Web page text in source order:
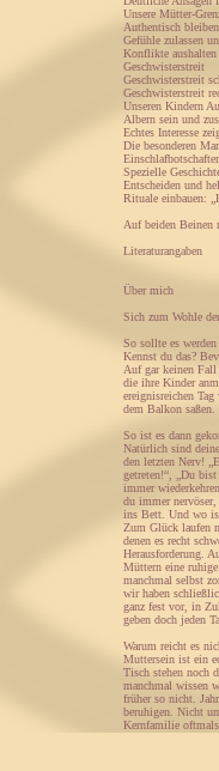
Unsere Mütter-
Authentisch bleiben
Gefühle zulassen
Konflikte aushalten
Geschwisterstreit
Geschwisterstreit
Geschwisterstreit
Unseren Kindern
Albern sein und
Echtes Interesse
Die besonderen
Spezielle
Entscheiden und
Rituale einbauen:
Auf beiden Beinen
Literaturangaben
Über mich
Sich zum Wohle
So sollte es werden
Kennst du das?
Auf gar keinen
die ihre Kinder
ereignisreichen
dem Balkon
So ist es dann
Natürlich sind
den letzten Nerv!
getreten!“, „Du
immer
du immer
ins Bett. Und wo
Zum Glück laufen
denen es recht
Herausforderung.
Müttern eine
manchmal selbst
wir haben
ganz fest vor, in
geben doch jeden
Warum reicht es
Muttersein ist ein
Tisch stehen noch
manchmal wissen
früher so nicht.
beruhigen. Nicht
Kernfamilie